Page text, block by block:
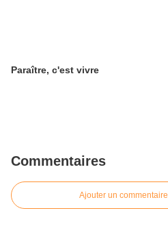
Paraître, c'est vivre
Commentaires
Ajouter un commentaire